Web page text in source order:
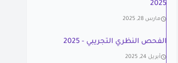
2025
مارس 28, 2025
الفحص النظري التجريبي - 2025
أبريل 24, 2025